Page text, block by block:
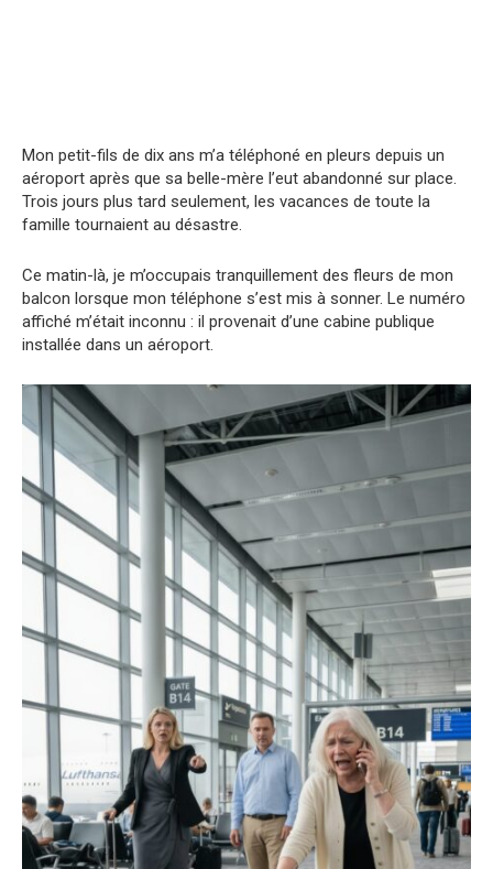
Mon petit-fils de dix ans m’a téléphoné en pleurs depuis un
aéroport après que sa belle-mère l’eut abandonné sur place.
Trois jours plus tard seulement, les vacances de toute la
famille tournaient au désastre.
Ce matin-là, je m’occupais tranquillement des fleurs de mon
balcon lorsque mon téléphone s’est mis à sonner. Le numéro
affiché m’était inconnu : il provenait d’une cabine publique
installée dans un aéroport.